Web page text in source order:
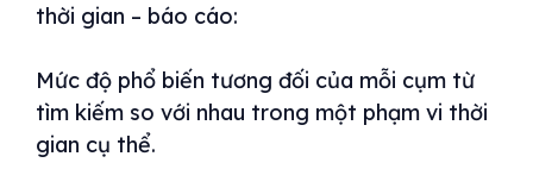
thời gian – báo cáo:
Mức độ phổ biến tương đối của mỗi cụm từ
tìm kiếm so với nhau trong một phạm vi thời
gian cụ thể.